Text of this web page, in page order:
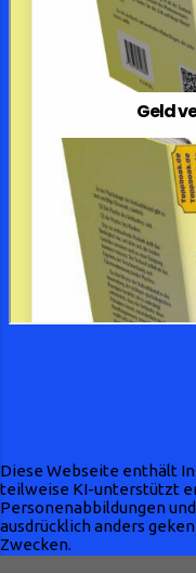
Diese Webseite enthält
teilweise KI-unterstützt
Personenabbildungen
ausdrücklich anders
Zwecken.